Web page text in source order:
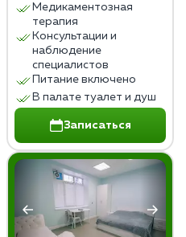
Медикаментозная
терапия
Консультации и
наблюдение
специалистов
Питание включено
В палате туалет и душ
Записаться